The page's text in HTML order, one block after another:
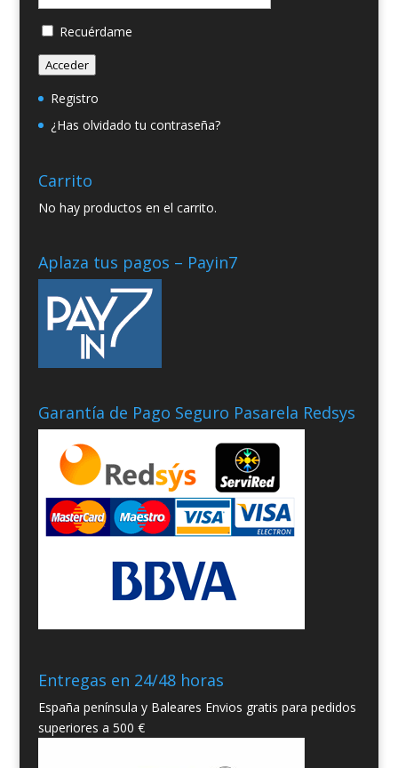
Recuérdame
Acceder
Registro
¿Has olvidado tu contraseña?
Carrito
No hay productos en el carrito.
Aplaza tus pagos – Payin7
Garantía de Pago Seguro Pasarela Redsys
Entregas en 24/48 horas
España península y Baleares Envios gratis para pedidos
superiores a 500 €